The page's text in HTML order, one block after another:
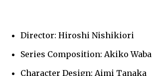
Director: Hiroshi Nishikiori
Series Composition: Akiko Waba
Character Design: Aimi Tanaka